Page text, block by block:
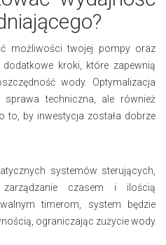
możliwości twojej pompy oraz
kroki, które zapewnią
wody. Optymalizacja
techniczna, ale również
to, by inwestycja została dobrze
systemów sterujących,
czasem i ilością
timerom, system będzie
ograniczając zużycie wody